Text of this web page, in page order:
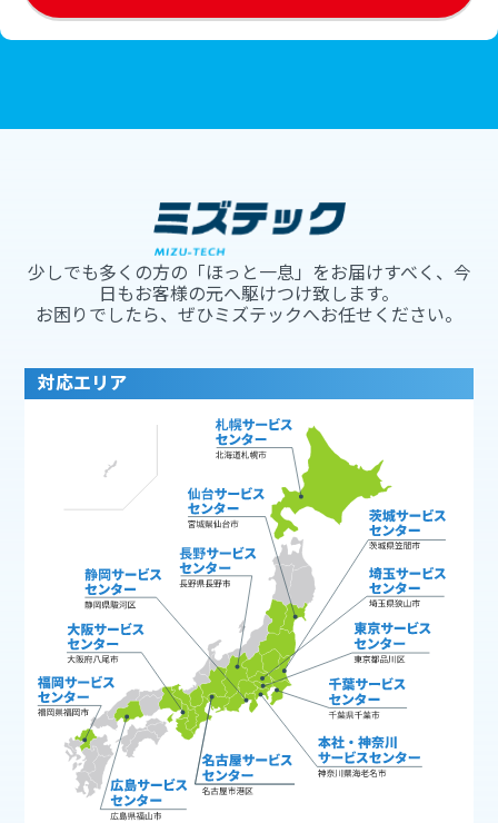
少しでも多くの方の「ほっと一息」をお届けすべく、今
日もお客様の元へ駆けつけ致します。
お困りでしたら、ぜひミズテックへお任せください。
対応エリア